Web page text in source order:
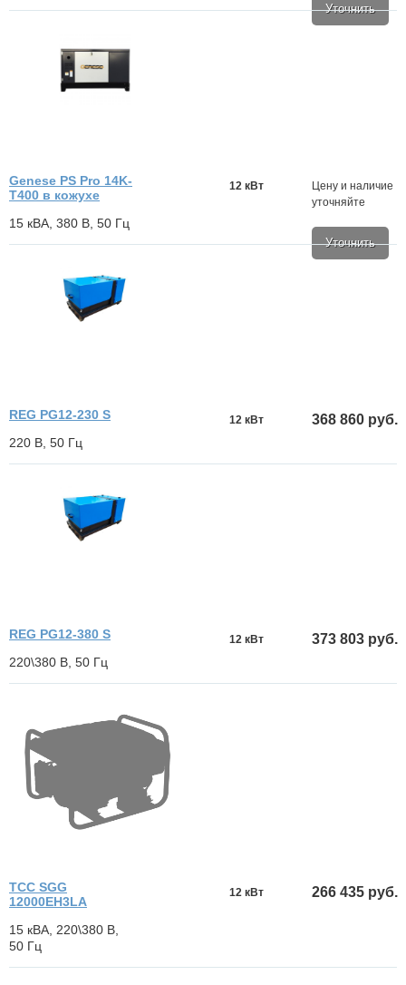
Уточнить
Genese PS Pro 14K-
T400 в кожухе
15 кВА, 380 В, 50 Гц
Цену и наличие
уточняйте
Уточнить
12 кВт
REG PG12-230 S
220 В, 50 Гц
368 860 руб.
12 кВт
REG PG12-380 S
220\380 В, 50 Гц
373 803 руб.
12 кВт
ТСС SGG
12000EH3LA
15 кВА, 220\380 В,
50 Гц
266 435 руб.
12 кВт